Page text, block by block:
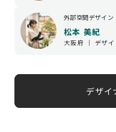
外部空間デザイ
松本 美紀
大阪府 ｜ デザイ
デザイ